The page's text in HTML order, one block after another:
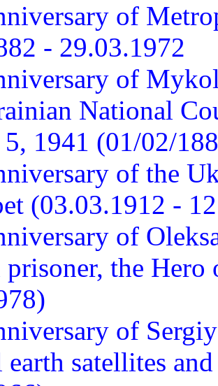
of
- 29.03.1972
of
National
5, 1941 (01/02/
of the
(03.03.1912 -
of
the
of
satellites